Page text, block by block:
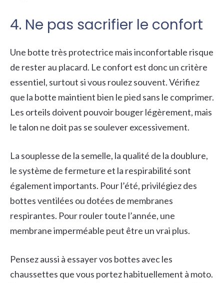
4. Ne pas sacrifier le confort
Une botte très protectrice mais inconfortable risque
de rester au placard. Le confort est donc un critère
essentiel, surtout si vous roulez souvent. Vérifiez
que la botte maintient bien le pied sans le comprimer.
Les orteils doivent pouvoir bouger légèrement, mais
le talon ne doit pas se soulever excessivement.
La souplesse de la semelle, la qualité de la doublure,
le système de fermeture et la respirabilité sont
également importants. Pour l’été, privilégiez des
bottes ventilées ou dotées de membranes
respirantes. Pour rouler toute l’année, une
membrane imperméable peut être un vrai plus.
Pensez aussi à essayer vos bottes avec les
chaussettes que vous portez habituellement à moto.